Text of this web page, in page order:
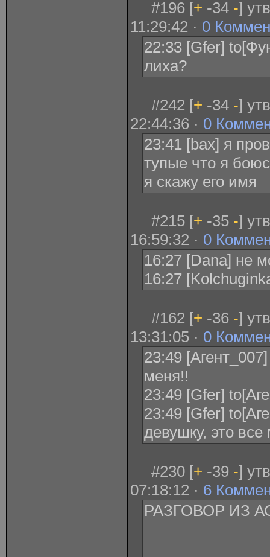
#196 [+ -34 -]
11:29:42 · 0
22:33 [Gfer]
лиха?
#242 [+ -34 -]
22:44:36 · 0
23:41 [bax] я
тупые что я
я скажу его имя
#215 [+ -35 -]
16:59:32 · 0
16:27 [Dana] не
16:27
#162 [+ -36 -]
13:31:05 · 0
23:49
меня!!
23:49 [Gfer]
23:49 [Gfer]
девушку, это
#230 [+ -39 -]
07:18:12 · 6
РАЗГОВОР ИЗ